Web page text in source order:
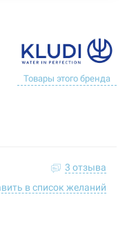
Товары этого бренда
3 отзыва
в список желаний